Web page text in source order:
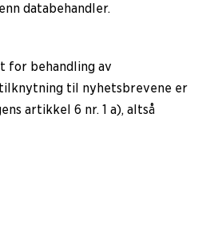
databehandler.
for behandling av
til nyhetsbrevene er
artikkel 6 nr. 1 a), altså